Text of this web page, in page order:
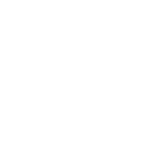
Aérea